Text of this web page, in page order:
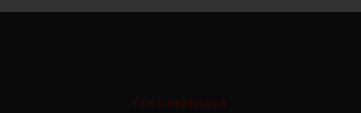
TESTIMONIALS